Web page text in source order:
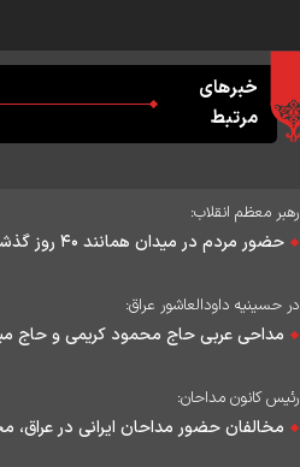
خبرهای
مرتبط
رهبر معظم انقلاب:
حضور مردم در میدان همانند ۴۰ روز گذشته استمرار داشته باشد
در حسینیه داودالعاشور عراق:
مداحی عربی حاج محمود کریمی و حاج
رئیس کانون مداحان:
مخالفان حضور مداحان ایرانی در